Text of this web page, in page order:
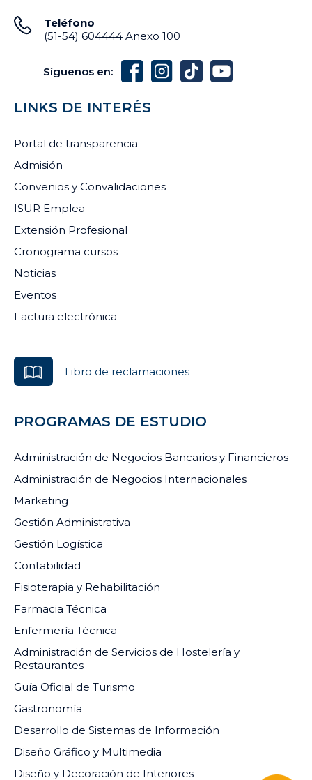
Teléfono
(51-54) 604444 Anexo 100
Síguenos en:
LINKS DE INTERÉS
Portal de transparencia
Admisión
Convenios y Convalidaciones
ISUR Emplea
Extensión Profesional
Cronograma cursos
Noticias
Eventos
Factura electrónica
Libro de reclamaciones
PROGRAMAS DE ESTUDIO
Administración de Negocios Bancarios y Financieros
Administración de Negocios Internacionales
Marketing
Gestión Administrativa
Gestión Logística
Contabilidad
Fisioterapia y Rehabilitación
Farmacia Técnica
Enfermería Técnica
Administración de Servicios de Hostelería y
Restaurantes
Guía Oficial de Turismo
Gastronomía
Desarrollo de Sistemas de Información
Diseño Gráfico y Multimedia
Diseño y Decoración de Interiores